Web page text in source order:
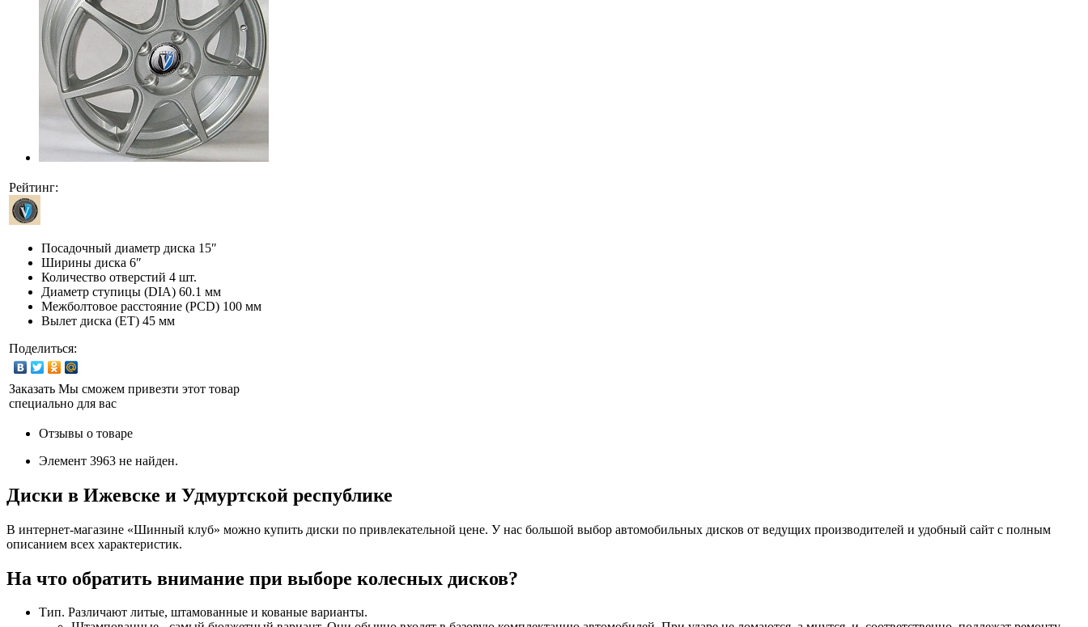
Рейтинг:
Посадочный диаметр диска 15″
Ширины диска 6″
Количество отверстий 4 шт.
Диаметр ступицы (DIA) 60.1 мм
Межболтовое расстояние (PCD) 100 мм
Вылет диска (ET) 45 мм
Поделиться:
Заказать Мы сможем привезти этот товар
специально для вас
Отзывы о товаре
Элемент 3963 не найден.
Диски в Ижевске и Удмуртской республике
В интернет-магазине «Шинный клуб» можно купить диски по привлекательной цене. У нас большой выбор автомобильных дисков от ведущих производителей и удобный сайт с полным
описанием всех характеристик.
На что обратить внимание при выборе колесных дисков?
Тип. Различают литые, штамованные и кованые варианты.